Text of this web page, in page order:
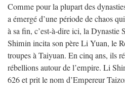
Comme pour la plupart des
a émergé d’une période de chaos
à sa fin, c’est-à-dire ici, la
Shimin incita son père Li Yuan, le
troupes à Taiyuan. En cinq ans, ils
rébellions autour de l’empire. Li
626 et prit le nom d’Empereur